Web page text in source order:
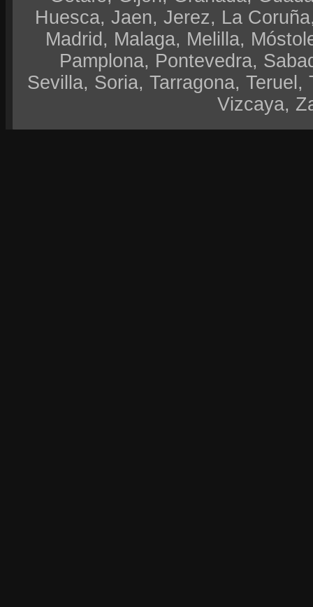
Huesca, Jaen, Jerez, La
Madrid, Malaga, Melilla,
Pamplona, Pontevedra,
Sevilla, Soria, Tarragona,
Vizcaya,